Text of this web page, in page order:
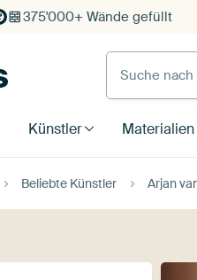
375'000+ Wände gefüllt
Suche nach
Künstler Materialien
Beliebte Künstler Arjan